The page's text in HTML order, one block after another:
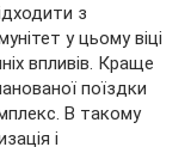
з
у цьому віці
впливів. Краще
поїздки
В такому
і